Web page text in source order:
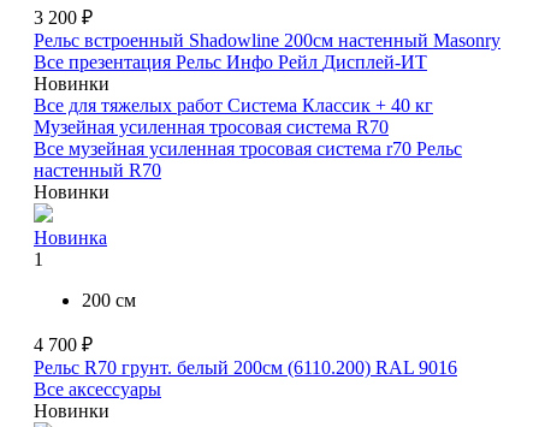
3 200 ₽
Рельс встроенный Shadowline 200см настенный Masonry
Все презентация Рельс Инфо Рейл Дисплей-ИТ
Новинки
Все для тяжелых работ Система Классик + 40 кг
Музейная усиленная тросовая система R70
Все музейная усиленная тросовая система r70 Рельс
настенный R70
Новинки
Новинка
1
200 см
4 700 ₽
Рельс R70 грунт. белый 200см (6110.200) RAL 9016
Все аксессуары
Новинки